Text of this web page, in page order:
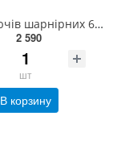
Набір ключів шарнірних 6-19 мм 7 од. (в ложементі, тип А) TOPTUL GEA0703
2 590
шт
В корзину